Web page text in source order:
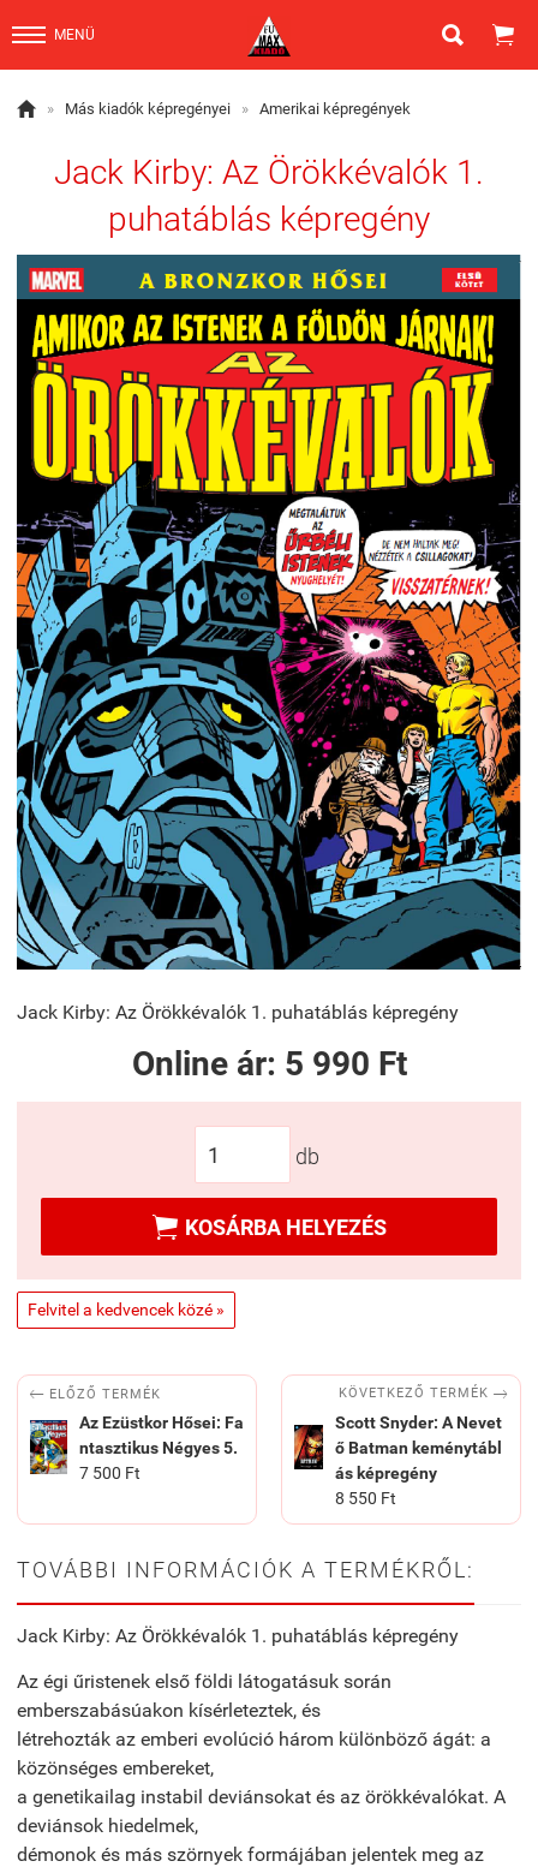
MENÜ  
 » Más kiadók képregényei » Amerikai képregények
Jack Kirby: Az Örökkévalók 1.
puhatáblás képregény
Jack Kirby: Az Örökkévalók 1. puhatáblás képregény
Online ár: 5 990 Ft
db
 KOSÁRBA HELYEZÉS
Felvitel a kedvencek közé »
 ELŐZŐ TERMÉK
Az Ezüstkor Hősei: Fa
ntasztikus Négyes 5.
7 500 Ft
KÖVETKEZŐ TERMÉK 
Scott Snyder: A Nevet
ő Batman keménytábl
ás képregény
8 550 Ft
TOVÁBBI INFORMÁCIÓK A TERMÉKRŐL:
Jack Kirby: Az Örökkévalók 1. puhatáblás képregény
Az égi űristenek első földi látogatásuk során
emberszabásúakon kísérleteztek, és
létrehozták az emberi evolúció három különböző ágát: a
közönséges embereket,
a genetikailag instabil deviánsokat és az örökkévalókat. A
deviánsok hiedelmek,
démonok és más szörnyek formájában jelentek meg az